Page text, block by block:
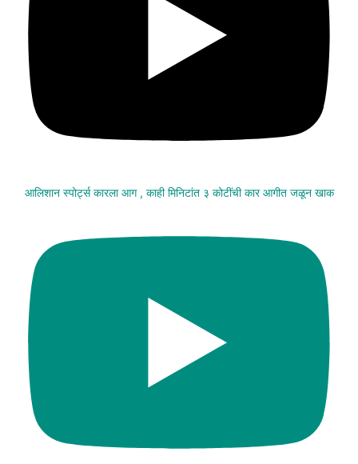
आलिशान स्पोर्ट्स कारला आग , काही मिनिटांत ३ कोटींची कार आगीत जळून खाक